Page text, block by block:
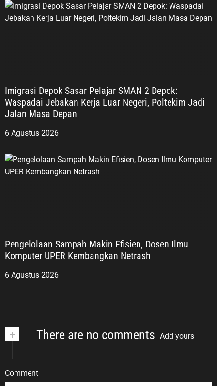
Imigrasi Depok Sasar Pelajar SMAN 2 Depok:
Waspadai Jebakan Kerja Luar Negeri, Poltekim Jadi
6 Agustus 2026
Pengelolaan Sampah Makin Efisien, Dosen Ilmu
Komputer UPER Kembangkan Netrash
6 Agustus 2026
+ There are no comments Add yours
Comment